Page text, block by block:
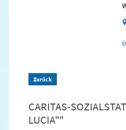
Zurück
CARITAS-
LUCIA""